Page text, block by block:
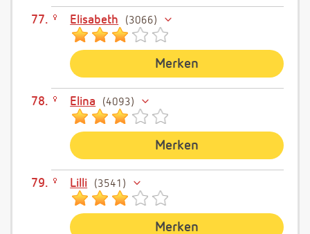
Elisabeth 3066
Merken
Elina 4093
Merken
Lilli 3541
Merken